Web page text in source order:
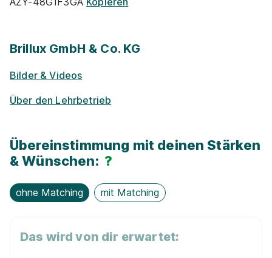
Park­plätze
Zu­satz­qua­li­fi­ka­tio­nen
Events für Schü­ler / Stu­die­ren­de
Brillux GmbH & Co. KG
Bilder & Videos
Über den Lehrbetrieb
Übereinstimmung mit deinen Stärken
& Wünschen: ?
ohne Matching mit Matching
Das wird von dir erwartet: